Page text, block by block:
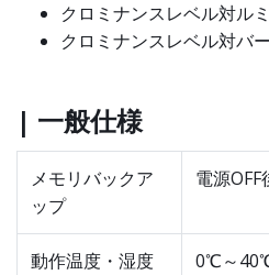
クロミナンスレベル対ル
クロミナンスレベル対バ
| 一般仕様
メモリバックア
ップ
電源
動作温度・湿度
0℃～